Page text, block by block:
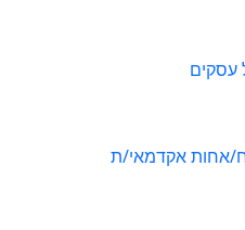
אחות אקדמאי/ת